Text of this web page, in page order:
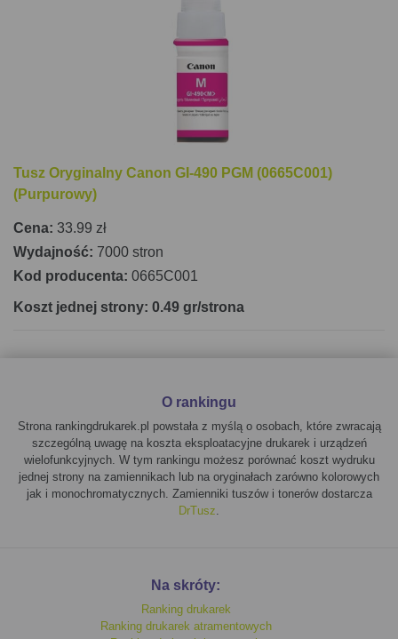
Tusz Oryginalny Canon GI-490 PGM (0665C001)
(Purpurowy)
Cena: 33.99 zł
Wydajność: 7000 stron
Kod producenta: 0665C001
Koszt jednej strony: 0.49 gr/strona
O rankingu
Strona rankingdrukarek.pl powstała z myślą o osobach, które zwracają
szczególną uwagę na koszta eksploatacyjne drukarek i urządzeń
wielofunkcyjnych. W tym rankingu możesz porównać koszt wydruku
jednej strony na zamiennikach lub na oryginałach zarówno kolorowych
jak i monochromatycznych. Zamienniki tuszów i tonerów dostarcza
DrTusz.
Na skróty:
Ranking drukarek
Ranking drukarek atramentowych